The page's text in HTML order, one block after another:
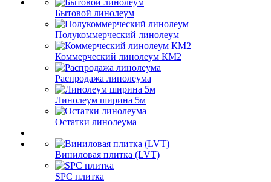
Бытовой линолеум
Полукоммерческий линолеум
Коммерческий линолеум КМ2
Распродажа линолеума
Линолеум ширина 5м
Остатки линолеума
Виниловая плитка (LVT)
SPC плитка